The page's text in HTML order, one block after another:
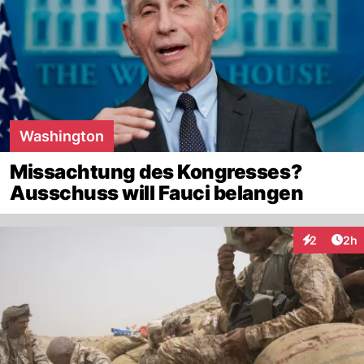
Washington
Missachtung des Kongresses?
Ausschuss will Fauci belangen
2 2h